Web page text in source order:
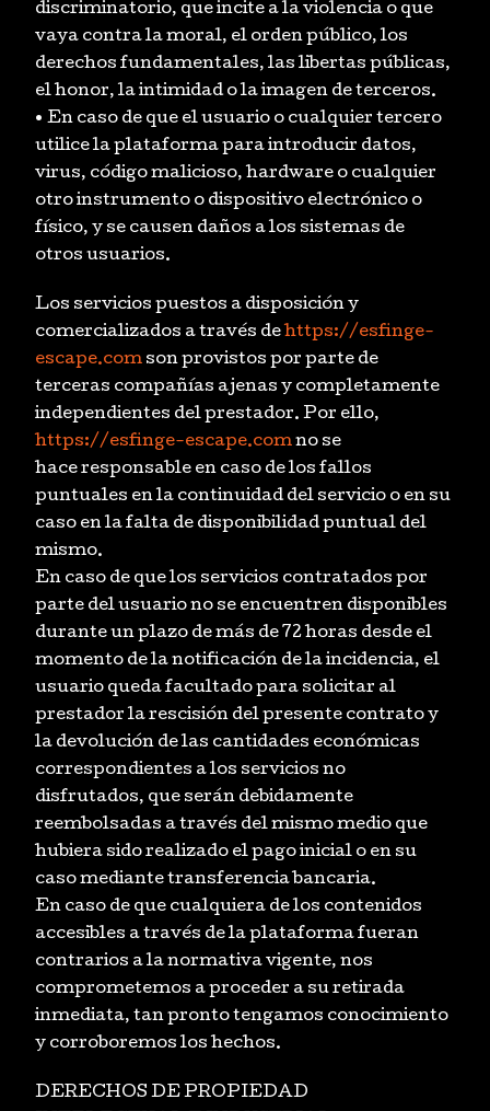
discriminatorio, que incite a la violencia o que
vaya contra la moral, el orden público, los
derechos fundamentales, las libertas públicas,
el honor, la intimidad o la imagen de terceros.
• En caso de que el usuario o cualquier tercero
utilice la plataforma para introducir datos,
virus, código malicioso, hardware o cualquier
otro instrumento o dispositivo electrónico o
físico, y se causen daños a los sistemas de
otros usuarios.
Los servicios puestos a disposición y
comercializados a través dehttps://esfinge-
escape.com son provistos por parte de
terceras compañías ajenas y completamente
independientes del prestador. Por ello,
https://esfinge-escape.comno se
hace responsable en caso de los fallos
puntuales en la continuidad del servicio o en su
caso en la falta de disponibilidad puntual del
mismo.
En caso de que los servicios contratados por
parte del usuario no se encuentren disponibles
durante un plazo de más de 72 horas desde el
momento de la notificación de la incidencia, el
usuario queda facultado para solicitar al
prestador la rescisión del presente contrato y
la devolución de las cantidades económicas
correspondientes a los servicios no
disfrutados, que serán debidamente
reembolsadas a través del mismo medio que
hubiera sido realizado el pago inicial o en su
caso mediante transferencia bancaria.
En caso de que cualquiera de los contenidos
accesibles a través de la plataforma fueran
contrarios a la normativa vigente, nos
comprometemos a proceder a su retirada
inmediata, tan pronto tengamos conocimiento
y corroboremos los hechos.
DERECHOS DE PROPIEDAD